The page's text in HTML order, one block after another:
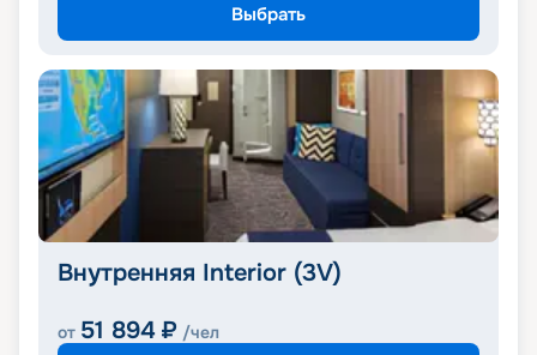
Выбрать
Внутренняя Interior (3V)
от 51 894 ₽ /чел